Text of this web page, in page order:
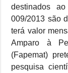
destinados
009/2013 são
terá valor
Amparo à
(Fapemat)
pesquisa